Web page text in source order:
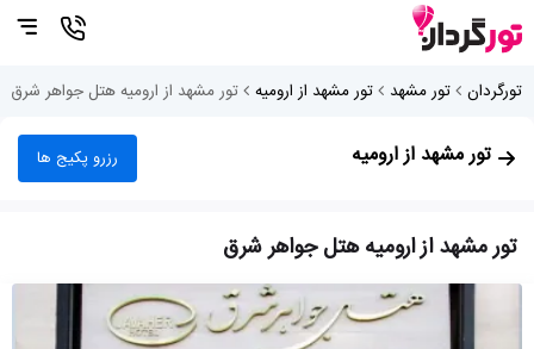
تورگردان تور مشهد تور مشهد از ارومیه تور مشهد از ارومیه هتل جواهر شرق
تور مشهد از ارومیه رزرو پکیج ها
تور مشهد از ارومیه هتل جواهر شرق